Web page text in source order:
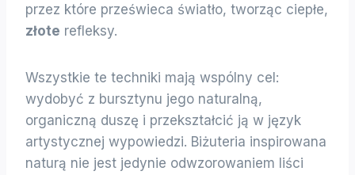
przez które prześwieca światło, tworząc ciepłe,
złote refleksy.
Wszystkie te techniki mają wspólny cel:
wydobyć z bursztynu jego naturalną,
organiczną duszę i przekształcić ją w język
artystycznej wypowiedzi. Biżuteria inspirowana
naturą nie jest jedynie odwzorowaniem liści